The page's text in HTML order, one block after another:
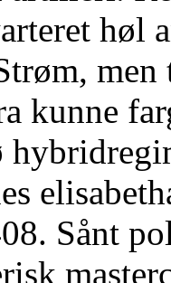
høl
kunne
Sånt